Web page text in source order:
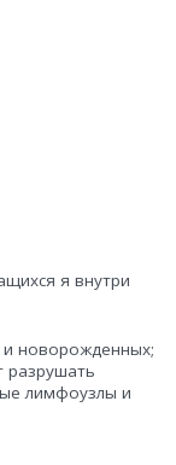
я внутри
и новорожденных;
разрушать
лимфоузлы и